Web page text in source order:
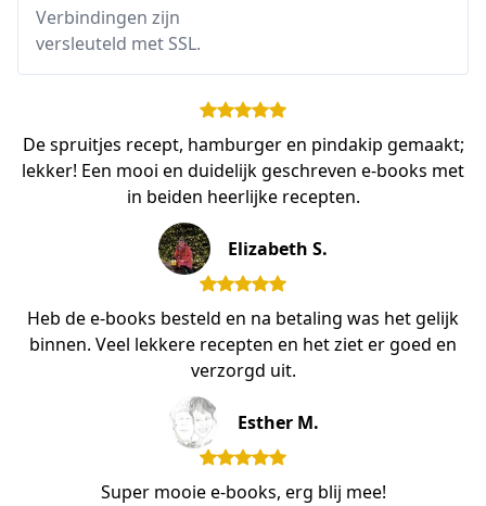
Verbindingen zijn
versleuteld met SSL.
De spruitjes recept, hamburger en pindakip gemaakt;
lekker! Een mooi en duidelijk geschreven e-books met
in beiden heerlijke recepten.
Elizabeth S.
Heb de e-books besteld en na betaling was het gelijk
binnen. Veel lekkere recepten en het ziet er goed en
verzorgd uit.
Esther M.
Super mooie e-books, erg blij mee!